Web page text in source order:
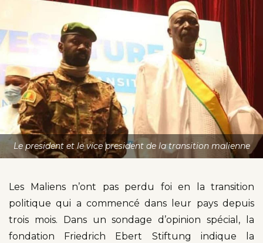
Le president et le vice president de la transition malienne
Les Maliens n’ont pas perdu foi en la transition
politique qui a commencé dans leur pays depuis
trois mois. Dans un sondage d’opinion spécial, la
fondation Friedrich Ebert Stiftung indique la